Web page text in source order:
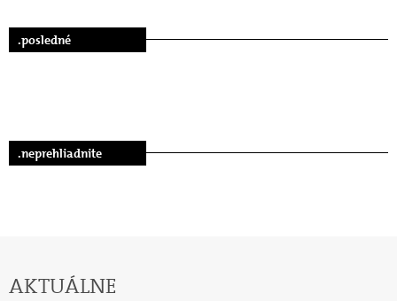
.posledné
.neprehliadnite
AKTUÁLNE